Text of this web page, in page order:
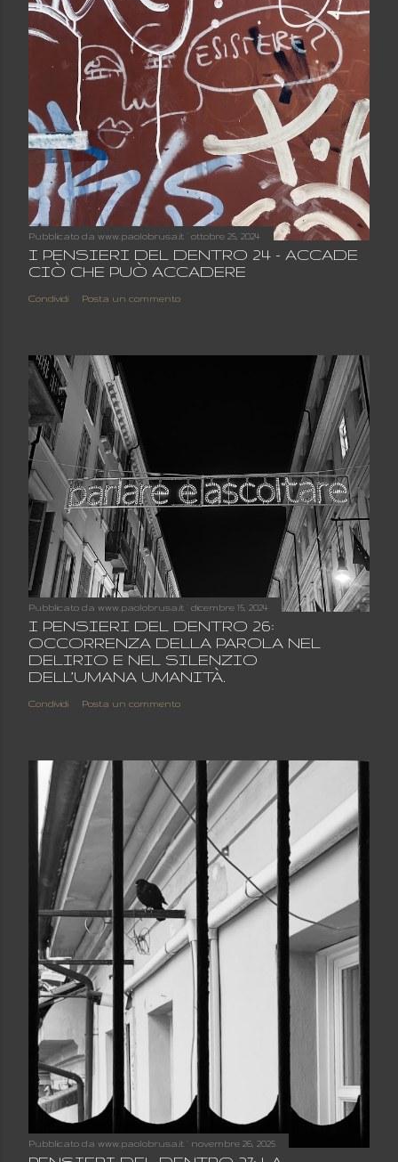
Pubblicato da www.paolobrusa.it ottobre 25, 2024
I PENSIERI DEL DENTRO 24 - ACCADE
CIÒ CHE PUÒ ACCADERE
Condividi Posta un commento
Pubblicato da www.paolobrusa.it dicembre 15, 2024
I PENSIERI DEL DENTRO 26:
OCCORRENZA DELLA PAROLA NEL
DELIRIO E NEL SILENZIO
DELL’UMANA UMANITÀ.
Condividi Posta un commento
Pubblicato da www.paolobrusa.it novembre 26, 2025